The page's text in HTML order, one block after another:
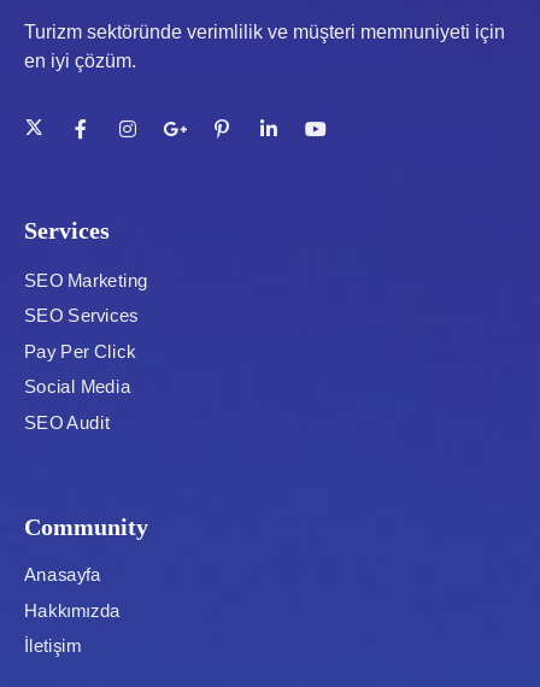
Turizm sektöründe verimlilik ve müşteri memnuniyeti için
en iyi çözüm.
Services
SEO Marketing
SEO Services
Pay Per Click
Social Media
SEO Audit
Community
Anasayfa
Hakkımızda
İletişim